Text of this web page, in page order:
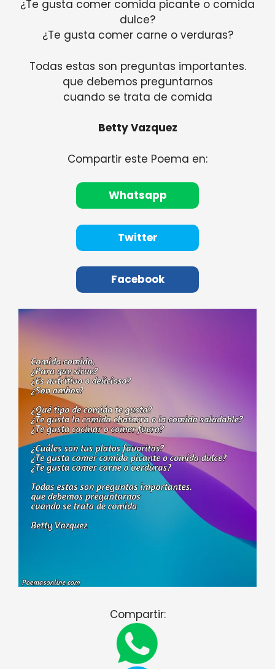
¿Te gusta comer comida picante o comida
dulce?
¿Te gusta comer carne o verduras?
Todas estas son preguntas importantes.
que debemos preguntarnos
cuando se trata de comida
Betty Vazquez
Compartir este Poema en:
Whatsapp
Twitter
Facebook
Compartir: